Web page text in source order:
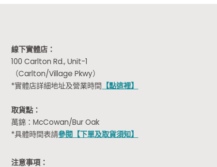
線下實體店：
100 Carlton Rd., Unit-1
（Carlton/Village Pkwy）
*實體店詳細地址及營業時間 【點這裡】
取貨點：
萬錦：McCowan/Bur Oak
*具體時間表請參閱【下單及取貨須知】
注意事項：